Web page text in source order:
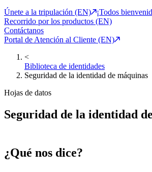
Únete a la tripulación (EN)
¡Todos
Recorrido por los productos (EN)
Contáctanos
Portal de Atención al Cliente (EN)
<
Biblioteca de identidades
Seguridad de la identidad de máquinas
Hojas de datos
Seguridad de la identidad
¿Qué nos dice?